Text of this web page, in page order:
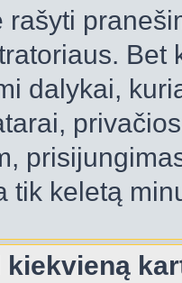
rašyti
Bet
dalykai,
tik keletą
kiekvieną